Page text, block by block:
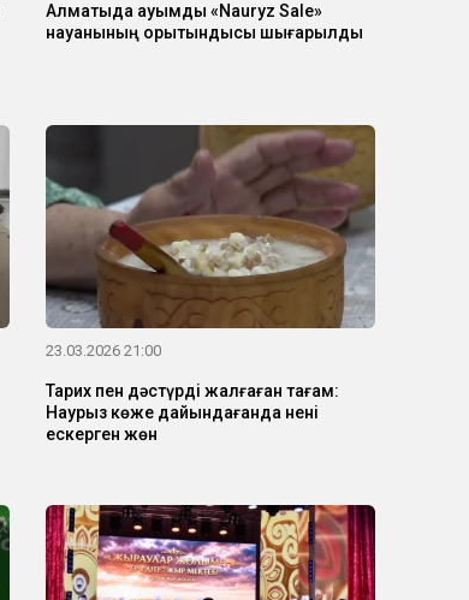
Алматыда ауқымды «Nauryz Sale»
науқанының қорытындысы шығарылды
23.03.2026 21:00
Тарих пен дәстүрді жалғаған тағам:
Наурыз көже дайындағанда нені
ескерген жөн